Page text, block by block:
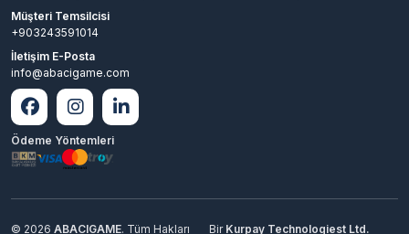
Müşteri Temsilcisi
+903243591014
İletişim E-Posta
info@abacigame.com
Ödeme Yöntemleri
© 2026 ABACIGAME. Tüm Hakları Bir Kurpay Technologiest Ltd.